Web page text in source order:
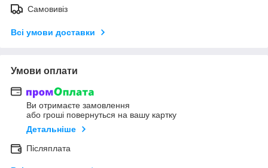
Самовивіз
Всі умови доставки
Умови оплати
Ви отримаєте замовлення
або гроші повернуться на вашу картку
Детальніше
Післяплата